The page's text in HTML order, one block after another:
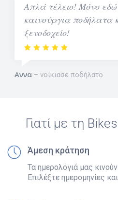
Απλά τέλειο! Μόνο
καινούργια ποδήλατα
ξενοδοχείο!
Αννα νοίκιασε ποδήλατο
Γιατί με τη
Άμεση κράτηση
Τα ημερολόγιά μας
Επιλέξτε ημερομηνίες